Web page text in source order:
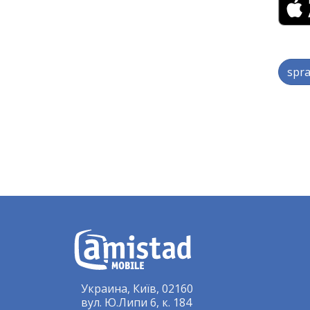
Украина, Київ, 02160
вул. Ю.Липи 6, к. 184